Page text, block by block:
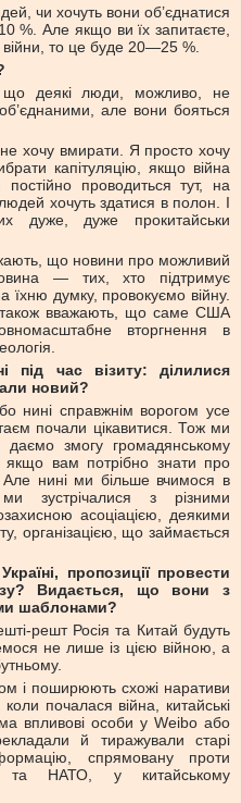
чи хочуть вони об’єднатися
%. Але якщо ви їх запитаєте,
війни, то це буде 20—25 %.
деякі люди, можливо, не
але вони бояться
хочу вмирати. Я просто хочу
капітуляцію, якщо війна
проводиться тут, на
хочуть здатися в полон. І
дуже, дуже прокитайськи
що новини про можливий
— тих, хто підтримує
думку, провокуємо війну.
вважають, що саме США
вторгнення в
час візиту: ділилися
новий?
нині справжнім ворогом усе
почали цікавитися. Тож ми
даємо змогу громадянському
якщо вам потрібно знати про
Але нині ми більше вчимося в
ми зустрічалися з різними
асоціацією, деякими
організацією, що займається
пропозиції провести
Видається, що вони з
шаблонами?
решт Росія та Китай будуть
не лише із цією війною, а
і поширюють схожі наративи
почалася війна, китайські
впливові особи у Weibo або
й тиражували старі
спрямовану проти
та НАТО, у китайському